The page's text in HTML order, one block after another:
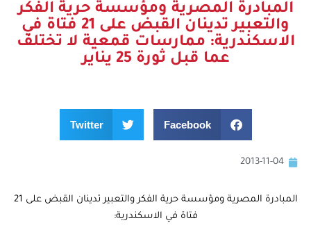
المبادرة المصرية ومؤسسة حرية الفكر
والتعبير تدينان القبض على 21 فتاة في
الاسكندرية: ممارسات قمعية لا تختلف
عما قبل ثورة 25 يناير
Facebook
Twitter
2013-11-04
المبادرة المصرية ومؤسسة حرية الفكر والتعبير تدينان القبض على 21
فتاة في الاسكندرية: